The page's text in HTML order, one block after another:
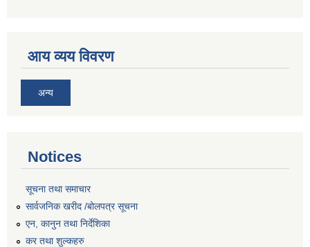
आय व्यय विवरण
अन्य
Notices
सूचना तथा समाचार
सार्वजनिक खरीद /बोलपत्र सूचना
एन, कानुन तथा निर्देशिका
कर तथा शुल्कहरु